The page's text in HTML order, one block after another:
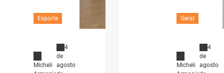
Esporte
Micheli
4
de
agosto
Geral
Micheli
4
de
agosto